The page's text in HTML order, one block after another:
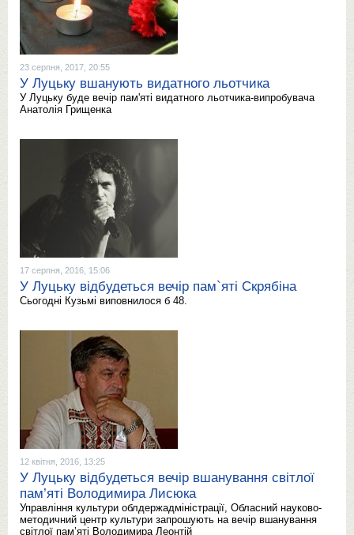
23 серпня, 2017, 20:55
У Луцьку вшанують видатного льотчика
У Луцьку буде вечір пам'яті видатного льотчика-випробувача
Анатолія Грищенка
17 серпня, 2016, 15:06
У Луцьку відбудеться вечір пам`яті Скрябіна
Сьогодні Кузьмі виповнилося б 48.
12 квітня, 2016, 13:25
У Луцьку відбудеться вечір вшанування світлої
пам’яті Володимира Лисюка
Управління культури облдержадміністрації, Обласний науково-
методичний центр культури запрошують на вечір вшанування
світлої пам’яті Володимира Леонтій